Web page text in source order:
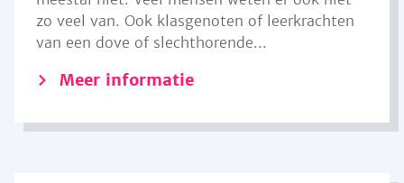
zo veel van. Ook klasgenoten of leerkrachten
van een dove of slechthorende...
Meer informatie